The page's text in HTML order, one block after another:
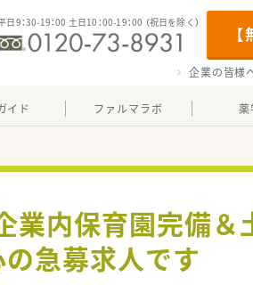
日9：30-19：00 土日10：00-19：00 （祝日を除く）
企業の皆様
イド ファルマラボ 薬
業内保育園完備
急募求人です